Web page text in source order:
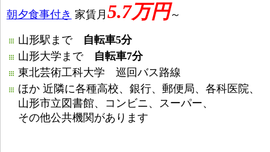
朝夕食事付き 家賃月 5.7万円～
山形駅まで
自転車5分
山形大学まで
自転車7分
東北芸術工科大学 巡回バス路線
ほか 近隣に各種高校、銀行、郵便局、各科医院、
山形市立図書館、コンビニ、スーパー、
その他公共機関があります